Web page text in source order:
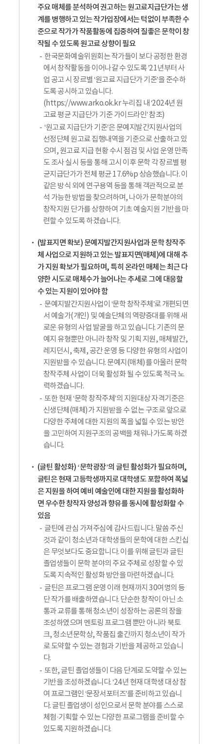
주요 매체를 분석하여 권고하는 원고료지급단가는 생
계를 병행하고 있는 작가입장에서는 턱없이 부족한 수
준으로 작가가 작품활동에 집중하여 질좋은 문학이 창
작될 수 있도록 원고료 상향이 필요
한국문화예술위원회는 작가들이 보다 공정한 환경
에서 창작활동을 이어나갈 수 있도록 ’21년부터 사
업 공고 시 장르별 ‘원고료 지급단가 기준’을 준수하
도록 공시하고 있습니다.
(https://www.arko.ok.kr 누리집 내 ‘2024년 원
고료 평균 지급단가 기준 가이드라인’ 참조)
‘원고료 지급단가 기준’은 문예지발간지원사업의
선정단체 원고료 집행내역을 기준으로 산출하고 있
으며, 원고료 지급 현황 수시 점검 및 사업 운영 만족
도 조사 실시 등을 통해 고시 이후 문학 각 장르별 평
균지급단가가 전체 평균 17.6%p 상승했습니다. 이
같은 방식 외에 연구용역 등을 통해 객관적으로 분
석 가능한 방법을 찾으려하며, 나아가 문학분야의
창작지원 단가를 상향하여 기초 예술지원 기반을 마
련할 수 있도록 하겠습니다.
(발표지면 확보) 문예지발간지원사업과 문학 창작주
체 사업으로 지원하고 있는 발표지면(매체)에 대해 추
가 지원 확보가 필요하며, 특히 온라인 매체는 최근 다
양한 시도로 매체수가 늘어나는 추세로 그에 대응할
수 있는 지원이 있어야 함
문예지발간지원사업이 ‘문학 창작주체’로 개편되면
서 예술가(개인) 및 예술단체의 역량증대를 위해 새
로운 유형의 사업 발굴을 하고 있습니다. 기존의 문
예지 유형뿐만 아니라 창작 및 기획 지원, 매체발간,
레지던시, 축제, 공간 운영 등 다양한 유형의 사업이
지원받을 수 있습니다. 문예지(매체)를 아울러 문학
창작주체 사업이 더욱 활성화 될 수 있도록 적극 노
력하겠습니다.
또한 현재 ‘문학 창작주체’의 지원대상 자격기준은
신생단체(매체)가 지원받을 수 없는 구조로 앞으로
다양한 주체에 대한 지원의 폭을 넓힐 수 있는 방안
을 고민하여 지원구조의 공백을 채워나가도록 하겠
습니다.
(글틴 활성화) ‘문학광장’의 글틴 활성화가 필요하며,
글틴은 현재 고등학생까지로 대학생도 포함하여 폭넓
은 지원을 하여 예비 예술인에 대한 지원을 활성화하
면 우수한 창작자 양성과 향유를 동시에 활성화할 수
있음
글틴에 관심 가져주심에 감사드립니다. 말씀 주신
것과 같이 청소년과 대학생들의 문학에 대한 스킨십
은 무엇보다도 중요합니다. 이를 위해 글틴과 글틴
졸업생들이 문학 분야의 주요 주체로 성장할 수 있
도록 지속적인 활성화 방안을 마련하겠습니다.
글틴은 프로그램 운영 이래 현재까지 30여명의 등
단 작가를 배출하였습니다. 단순한 창작이 아닌 소
통과 교류를 통해 청소년이 성장하는 공론의 장을
조성하였으며 멘토링 프로그램 뿐만 아니라 북토
크, 청소년문학상, 작품집 출간까지 청소년이 작가
로 도약할 수 있는 경험과 기반을 제공하고 있습니
다.
또한, 글틴 졸업생들이 다음 단계로 도약할 수 있는
기반을 조성하겠습니다. ‘24년 현재 대학생 대상 참
여 프로그램인 ‘문장서포터즈’를 준비하고 있습니
다. 글틴 졸업생이 성인으로서 문학 분야를 스스로
체험·기획할 수 있는 다양한 프로그램을 준비할 수
있도록 지원하겠습니다.